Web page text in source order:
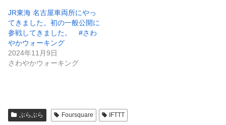
JR東海 名古屋車両所にやっ
てきました。初の一般公開に
参戦してきました。 #さわ
やかウォーキング
2024年11月9日
さわやかウォーキング
ぶらぶら Foursquare IFTTT